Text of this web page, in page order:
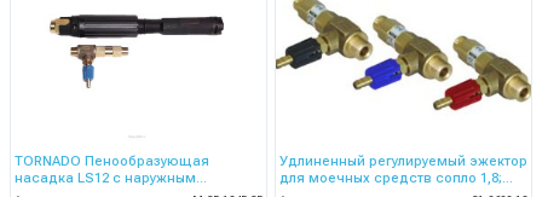
TORNADO Пенообразующая
насадка LS12 с наружным
Удлиненный регулируемый эжектор
для моечных средств сопло 1,8;